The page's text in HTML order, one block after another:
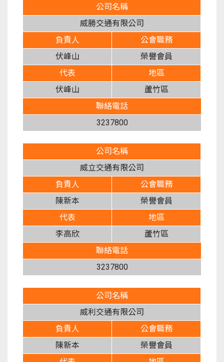
公司名稱
威勝交通有限公司
負責人
伏峰山
公會職務
榮譽會員
代表
伏峰山
地區
蘆竹區
聯絡電話
3237800
公司名稱
威立交通有限公司
負責人
陳新本
公會職務
榮譽會員
代表
李高欣
地區
蘆竹區
聯絡電話
3237800
公司名稱
威利交通有限公司
負責人
陳新本
公會職務
榮譽會員